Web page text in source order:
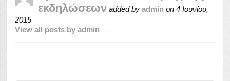
εκδηλώσεων added by admin on 4 Ιουνίου,
2015
View all posts by admin →